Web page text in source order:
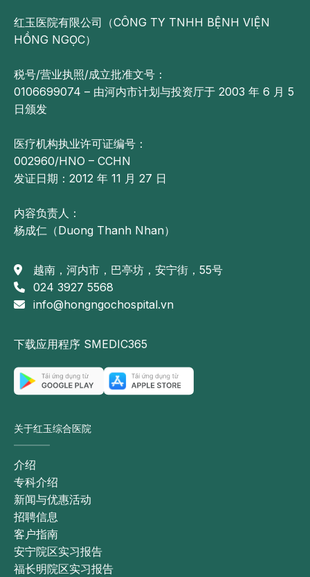
红玉医院有限公司（CÔNG TY TNHH BỆNH VIỆN
HỒNG NGỌC）
税号/营业执照/成立批准文号：
0106699074 – 由河内市计划与投资厅于 2003 年 6 月 5
日颁发
医疗机构执业许可证编号：
002960/HNO – CCHN
发证日期：2012 年 11 月 27 日
内容负责人：
杨成仁（Duong Thanh Nhan）
越南，河内市，巴亭坊，安宁街，55号
024 3927 5568
info@hongngochospital.vn
下载应用程序 SMEDIC365
关于红玉综合医院
介绍
专科介绍
新闻与优惠活动
招聘信息
客户指南
安宁院区实习报告
福长明院区实习报告